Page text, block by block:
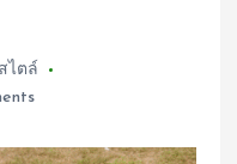
ไตล์